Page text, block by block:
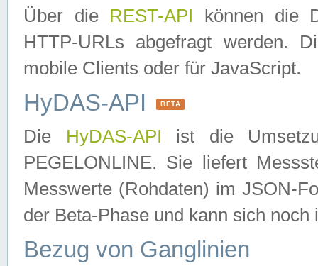
Über die REST-API können die
HTTP-URLs abgefragt werden.
mobile Clients oder für JavaScript.
HyDAS-API BETA
Die HyDAS-API ist die
PEGELONLINE. Sie liefert
Messwerte (Rohdaten) im JSON-
der Beta-Phase und kann sich noch
Bezug von Ganglinien